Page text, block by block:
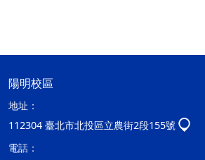
陽明校區
地址：
112304 臺北市北投區立農街2段155號
電話：